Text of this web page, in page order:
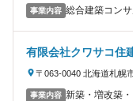
事業内容 総合建築コン
有限会社クワサコ住
〒063-0040 北海道札幌
事業内容 新築・増改築